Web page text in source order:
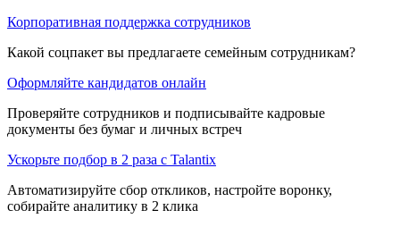
Корпоративная поддержка сотрудников
Какой соцпакет вы предлагаете семейным сотрудникам?
Оформляйте кандидатов онлайн
Проверяйте сотрудников и подписывайте кадровые
документы без бумаг и личных встреч
Ускорьте подбор в 2 раза с Talantix
Автоматизируйте сбор откликов, настройте воронку,
собирайте аналитику в 2 клика